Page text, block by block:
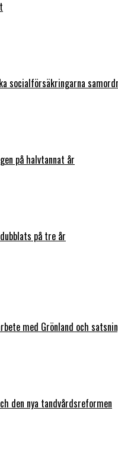
socialförsäkringarna
på halvtannat år
på tre år
med Grönland och
den nya tandvårdsreformen